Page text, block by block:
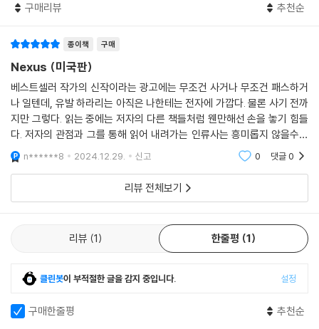
구매리뷰 추천순
종이책 구매
Nexus (미국판)
베스트셀러 작가의 신작이라는 광고에는 무조건 사거나 무조건 패스하거
나 일텐데, 유발 하라리는 아직은 나한테는 전자에 가깝다. 물론 사기 전까
지만 그렇다. 읽는 중에는 저자의 다른 책들처럼 웬만해선 손을 놓기 힘들
다. 저자의 관점과 그를 통해 읽어 내려가는 인류사는 흥미롭지 않을수가
없다. 이전의 호모데우스처럼 AI의 현실도 다룬다. 그때보다 더 시의적절
하다. 이후에도 계
n******8 2024.12.29. 신고 0 댓글0
리뷰 전체보기
리뷰 1 한줄평 1
클린봇이 부적절한 글을 감지 중입니다. 설정
구매한줄평 추천순